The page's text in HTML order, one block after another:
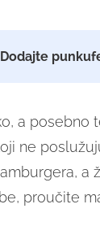
Dodajte
a posebno
ne
proučite